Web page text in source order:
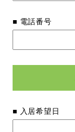
■ 電話番号
■ 入居希望日